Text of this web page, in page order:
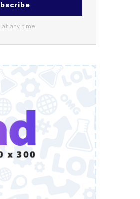
at any time